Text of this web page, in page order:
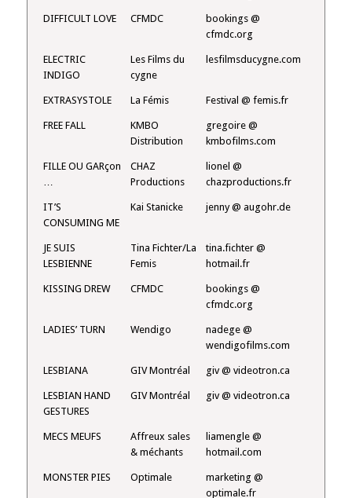
DIFFICULT LOVE CFMDC
bookings @
cfmdc.org
ELECTRIC
INDIGO
Les Films du
cygne
lesfilmsducygne.com
EXTRASYSTOLE La Fémis Festival @ femis.fr
FREE FALL
KMBO
Distribution
gregoire @
kmbofilms.com
FILLE OU GARçon
…
CHAZ
Productions
lionel @
chazproductions.fr
IT’S
CONSUMING ME
Kai Stanicke jenny @ augohr.de
JE SUIS
LESBIENNE
Tina Fichter/La
Femis
tina.fichter @
hotmail.fr
KISSING DREW CFMDC
bookings @
cfmdc.org
LADIES’ TURN Wendigo
nadege @
wendigofilms.com
LESBIANA GIV Montréal giv @ videotron.ca
LESBIAN HAND
GESTURES
GIV Montréal giv @ videotron.ca
MECS MEUFS
Affreux sales
& méchants
liamengle @
hotmail.com
MONSTER PIES Optimale
marketing @
optimale.fr